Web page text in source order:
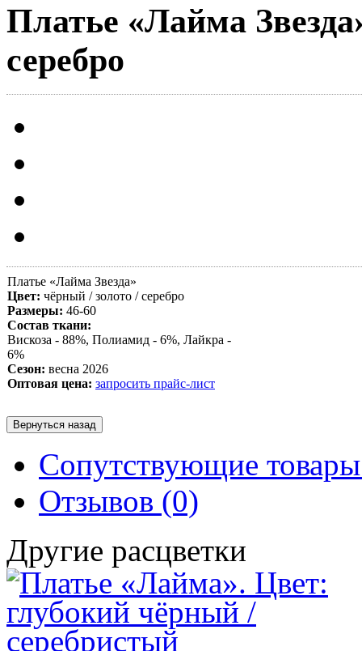
Платье «Лайма
серебро
Платье «Лайма Звезда»
Цвет: чёрный / золото / серебро
Размеры: 46-60
Состав ткани:
Вискоза - 88%, Полиамид - 6%, Лайкра -
6%
Сезон: весна 2026
Оптовая цена: запросить прайс-лист
Сопутствующие
Отзывов (0)
Другие расцветки